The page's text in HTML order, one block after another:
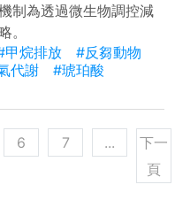
制為透過微生物調控減
。
甲烷排放
#反芻動物
代謝 #琥珀酸
6 7 ...
下一
頁